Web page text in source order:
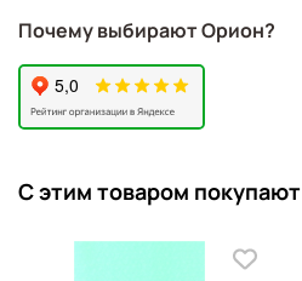
Почему выбирают Орион?
С этим товаром покупают